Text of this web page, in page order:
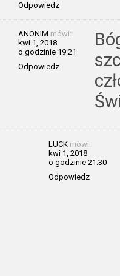
Odpowiedz
ANONIM mówi:
kwi 1, 2018
o godzinie 19:21
Odpowiedz
LUCK mówi:
kwi 1, 2018
o godzinie 21:30
Odpowiedz